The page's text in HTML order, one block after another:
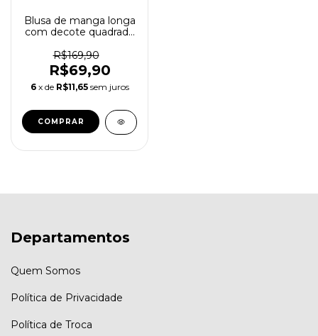
Blusa de manga longa
com decote quadrado
R$169,90
R$69,90
6 x de R$11,65 sem juros
COMPRAR
Departamentos
Quem Somos
Política de Privacidade
Política de Troca